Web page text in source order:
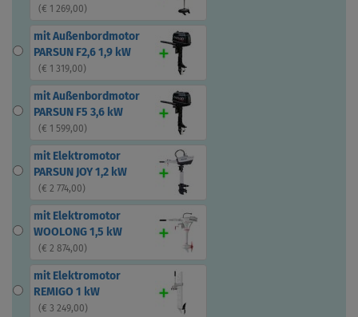
( € 1 269,00)
mit Außenbordmotor
PARSUN F2,6 1,9 kW
( € 1 319,00)
mit Außenbordmotor
PARSUN F5 3,6 kW
( € 1 599,00)
mit Elektromotor
PARSUN JOY 1,2 kW
( € 2 774,00)
mit Elektromotor
WOOLONG 1,5 kW
( € 2 874,00)
mit Elektromotor
REMIGO 1 kW
( € 3 249,00)